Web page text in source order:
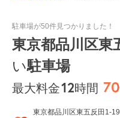
駐車場が50件見つかりました！
東京都品川区東
い駐車場
最大料金12時間
東京都品川区東五反田1-